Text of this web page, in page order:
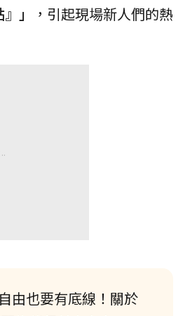
」
，引起現場新人們的熱
由也要有底線！關於